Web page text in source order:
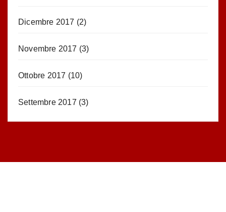
Dicembre 2017 (2)
Novembre 2017 (3)
Ottobre 2017 (10)
Settembre 2017 (3)